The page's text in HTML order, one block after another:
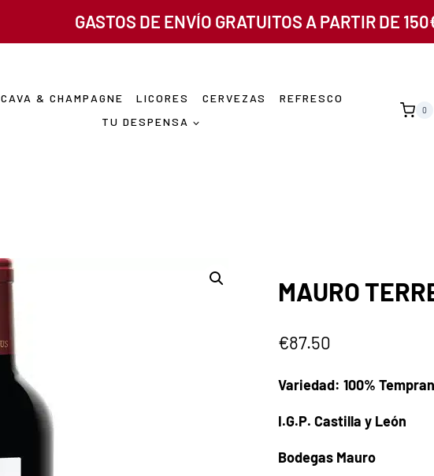
GASTOS DE ENVÍO GRATUITOS A PARTIR DE
CAVA & CHAMPAGNE LICORES CERVEZAS
REFRESCO
TU DESPENSA
0
MAURO
€87.50
Variedad: 100%
I.G.P. Castilla y León
Bodegas Mauro